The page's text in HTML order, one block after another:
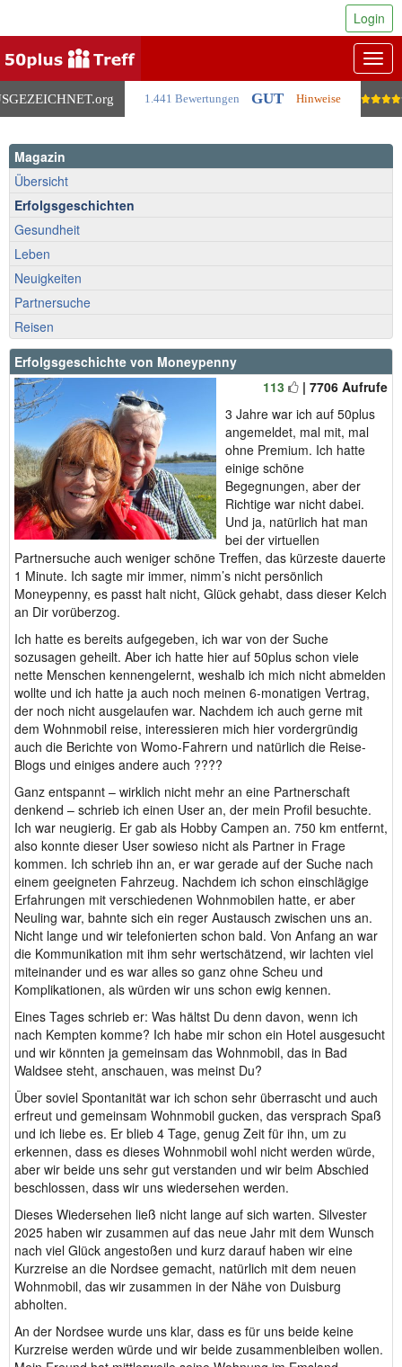
.org 1.441 Bewertungen GUT Hinweise
Login
Magazin
Übersicht
Erfolgsgeschichten
Gesundheit
Leben
Neuigkeiten
Partnersuche
Reisen
Erfolgsgeschichte von Moneypenny
113
| 7706 Aufrufe
3 Jahre war ich auf 50plus
angemeldet, mal mit, mal
ohne Premium. Ich hatte
einige schöne
Begegnungen, aber der
Richtige war nicht dabei.
Und ja, natürlich hat man
bei der virtuellen
Partnersuche auch weniger schöne Treffen, das kürzeste dauerte
1 Minute. Ich sagte mir immer, nimm’s nicht persönlich
Moneypenny, es passt halt nicht, Glück gehabt, dass dieser Kelch
an Dir vorüberzog.
Ich hatte es bereits aufgegeben, ich war von der Suche
sozusagen geheilt. Aber ich hatte hier auf 50plus schon viele
nette Menschen kennengelernt, weshalb ich mich nicht abmelden
wollte und ich hatte ja auch noch meinen 6-monatigen Vertrag,
der noch nicht ausgelaufen war. Nachdem ich auch gerne mit
dem Wohnmobil reise, interessieren mich hier vordergründig
auch die Berichte von Womo-Fahrern und natürlich die Reise-
Blogs und einiges andere auch ????
Ganz entspannt – wirklich nicht mehr an eine Partnerschaft
denkend – schrieb ich einen User an, der mein Profil besuchte.
Ich war neugierig. Er gab als Hobby Campen an. 750 km entfernt,
also konnte dieser User sowieso nicht als Partner in Frage
kommen. Ich schrieb ihn an, er war gerade auf der Suche nach
einem geeigneten Fahrzeug. Nachdem ich schon einschlägige
Erfahrungen mit verschiedenen Wohnmobilen hatte, er aber
Neuling war, bahnte sich ein reger Austausch zwischen uns an.
Nicht lange und wir telefonierten schon bald. Von Anfang an war
die Kommunikation mit ihm sehr wertschätzend, wir lachten viel
miteinander und es war alles so ganz ohne Scheu und
Komplikationen, als würden wir uns schon ewig kennen.
Eines Tages schrieb er: Was hältst Du denn davon, wenn ich
nach Kempten komme? Ich habe mir schon ein Hotel ausgesucht
und wir könnten ja gemeinsam das Wohnmobil, das in Bad
Waldsee steht, anschauen, was meinst Du?
Über soviel Spontanität war ich schon sehr überrascht und auch
erfreut und gemeinsam Wohnmobil gucken, das versprach Spaß
und ich liebe es. Er blieb 4 Tage, genug Zeit für ihn, um zu
erkennen, dass es dieses Wohnmobil wohl nicht werden würde,
aber wir beide uns sehr gut verstanden und wir beim Abschied
beschlossen, dass wir uns wiedersehen werden.
Dieses Wiedersehen ließ nicht lange auf sich warten. Silvester
2025 haben wir zusammen auf das neue Jahr mit dem Wunsch
nach viel Glück angestoßen und kurz darauf haben wir eine
Kurzreise an die Nordsee gemacht, natürlich mit dem neuen
Wohnmobil, das wir zusammen in der Nähe von Duisburg
abholten.
An der Nordsee wurde uns klar, dass es für uns beide keine
Kurzreise werden würde und wir beide zusammenbleiben wollen.